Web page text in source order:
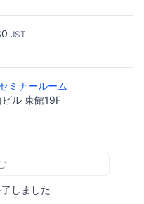
JST
ミナールーム
ル 東館19F
しました